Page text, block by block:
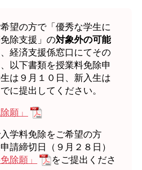
望の方で「優秀な学生に
除支援」の対象外の可能
経済支援係窓口にてその
以下書類を授業料免除申
は９月１０日、新入生は
に提出してください。
願」
学料免除をご希望の方
請締切日（９月２８日）
除願」
をご提出くださ